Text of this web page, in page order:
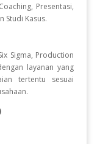
Presentasi,
Studi Kasus.
Sigma, Production
layanan yang
tertentu sesuai